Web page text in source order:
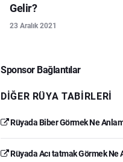
Gelir?
23 Aralık 2021
Sponsor Bağlantılar
DIĞER RÜYA TABIRLERI
Rüyada Biber Görmek Ne
Rüyada Acı tatmak Görmek Ne